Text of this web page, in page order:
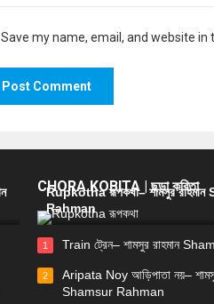
Save my name, email, and website
CHORA KOBITA | ছড়া কবিতা
Rupkotha রূপকথা– শামসুর
Rahman
1 Train ট্রেন– শামসুর রাহমান
2
Aripata Noy আড়িপাতা নয়–
Shamsur Rahman